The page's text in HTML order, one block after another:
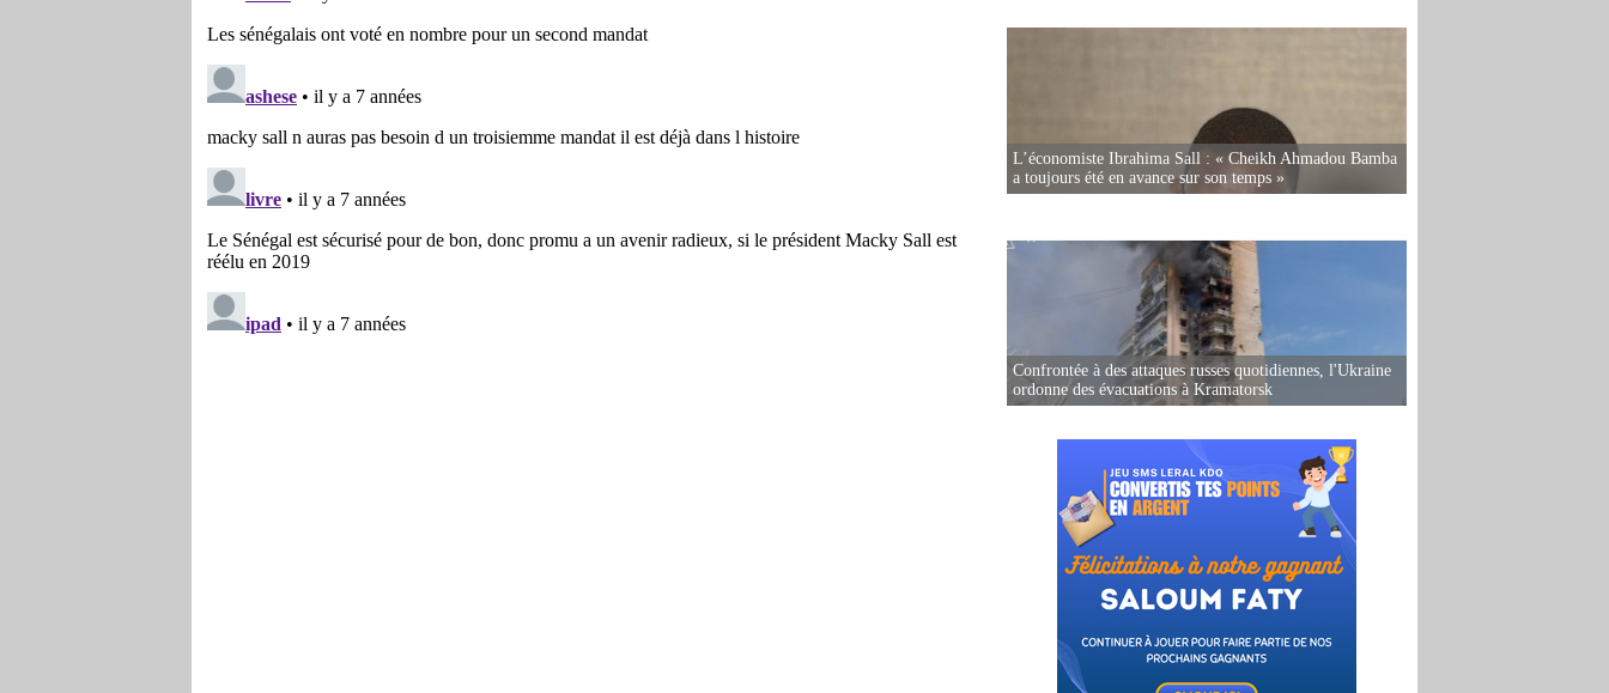
L’économiste Ibrahima Sall : « Cheikh Ahmadou Bamba
a toujours été en avance sur son temps »
Confrontée à des attaques russes quotidiennes, l'Ukraine
ordonne des évacuations à Kramatorsk